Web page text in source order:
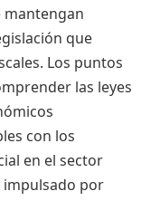
mantengan
que
Los puntos
las leyes
con los
en el sector
impulsado por